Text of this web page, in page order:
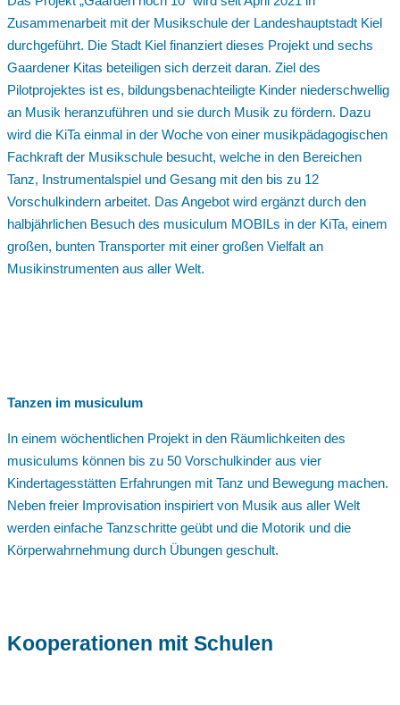
Zusammenarbeit mit der Musikschule der Landeshauptstadt Kiel
durchgeführt. Die Stadt Kiel finanziert dieses Projekt und sechs
Gaardener Kitas beteiligen sich derzeit daran. Ziel des
Pilotprojektes ist es, bildungsbenachteiligte Kinder niederschwellig
an Musik heranzuführen und sie durch Musik zu fördern. Dazu
wird die KiTa einmal in der Woche von einer musikpädagogischen
Fachkraft der Musikschule besucht, welche in den Bereichen
Tanz, Instrumentalspiel und Gesang mit den bis zu 12
Vorschulkindern arbeitet. Das Angebot wird ergänzt durch den
halbjährlichen Besuch des musiculum MOBILs in der KiTa, einem
großen, bunten Transporter mit einer großen Vielfalt an
Musikinstrumenten aus aller Welt.
Tanzen im musiculum
In einem wöchentlichen Projekt in den Räumlichkeiten des
musiculums können bis zu 50 Vorschulkinder aus vier
Kindertagesstätten Erfahrungen mit Tanz und Bewegung machen.
Neben freier Improvisation inspiriert von Musik aus aller Welt
werden einfache Tanzschritte geübt und die Motorik und die
Körperwahrnehmung durch Übungen geschult.
Kooperationen mit Schulen